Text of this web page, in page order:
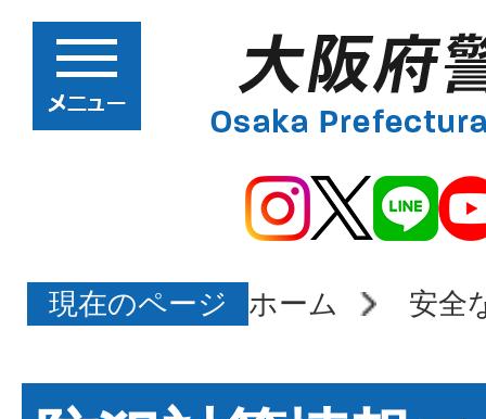
現在のページ ホーム 安全